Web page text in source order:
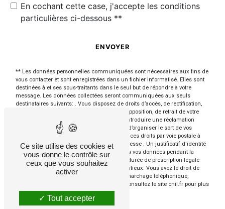
En cochant cette case, j'accepte les conditions
particulières ci-dessous **
ENVOYER
** Les données personnelles communiquées sont nécessaires aux fins de
vous contacter et sont enregistrées dans un fichier informatisé. Elles sont
destinées à et ses sous-traitants dans le seul but de répondre à votre
message. Les données collectées seront communiquées aux seuls
destinataires suivants: . Vous disposez de droits d’accès, de rectification,
d’effacement, de portabilité, de limitation, d’opposition, de retrait de votre
consentement à tout moment et du droit d’introduire une réclamation
auprès d’une autorité de contrôle, ainsi que d’organiser le sort de vos
données post-mortem. Vous pouvez exercer ces droits par voie postale à
l'adresse ou par courrier électronique à l'adresse . Un justificatif d'identité
pourra vous être demandé. Nous conservons vos données pendant la
période de prise de contact puis pendant la durée de prescription légale
aux fins probatoires et de gestion des contentieux. Vous avez le droit de
vous inscrire sur la liste d'opposition au démarchage téléphonique,
. Consultez le site cnil.fr pour plus
d’informations sur vos droits.
Ce site utilise des cookies et
vous donne le contrôle sur
ceux que vous souhaitez
activer
Tout accepter